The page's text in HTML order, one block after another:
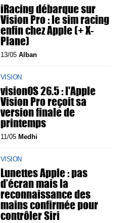
iRacing débarque sur
Vision Pro : le sim racing
enfin chez Apple (+ X-
Plane)
13/05 Alban
VISION
visionOS 26.5 : l'Apple
Vision Pro reçoit sa
version finale de
printemps
11/05 Medhi
VISION
Lunettes Apple : pas
d’écran mais la
reconnaissance des
mains confirmée pour
contrôler Siri